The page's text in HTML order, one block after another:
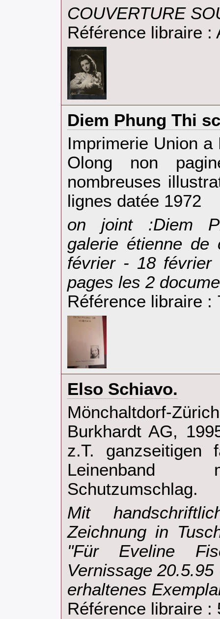
‎COUVERTURE
Référence libraire :
‎Diem Phung Thi
‎Imprimerie Union
Olong non
nombreuses
lignes datée 1972‎
‎on joint :Diem
galerie étienne de
février - 18 février
pages les 2
Référence libraire :
‎Elso Schiavo.‎
‎Mönchaltdorf-
Burkhardt AG,
z.T. ganzseitigen
Leinenband
Schutzumschlag.‎
‎Mit
Zeichnung in
"Für Eveline
Vernissage
erhaltenes
Référence libraire :